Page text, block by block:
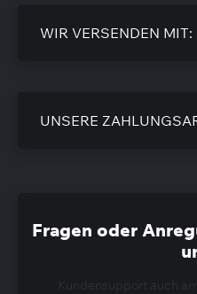
WIR VERSENDEN MIT:
UNSERE
Fragen oder
Kundensupport auch